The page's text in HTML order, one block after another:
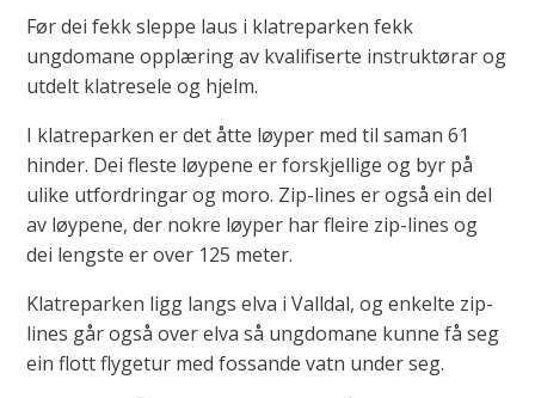
Før dei fekk sleppe laus i klatreparken fekk
ungdomane opplæring av kvalifiserte instruktørar og
utdelt klatresele og hjelm.
I klatreparken er det åtte løyper med til saman 61
hinder. Dei fleste løypene er forskjellige og byr på
ulike utfordringar og moro. Zip-lines er også ein del
av løypene, der nokre løyper har fleire zip-lines og
dei lengste er over 125 meter.
Klatreparken ligg langs elva i Valldal, og enkelte zip-
lines går også over elva så ungdomane kunne få seg
ein flott flygetur med fossande vatn under seg.